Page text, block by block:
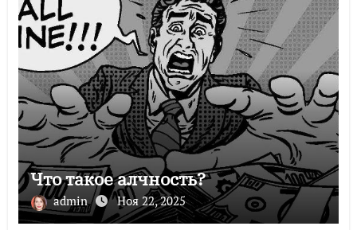
Что такое алчность?
admin Ноя 22, 2025